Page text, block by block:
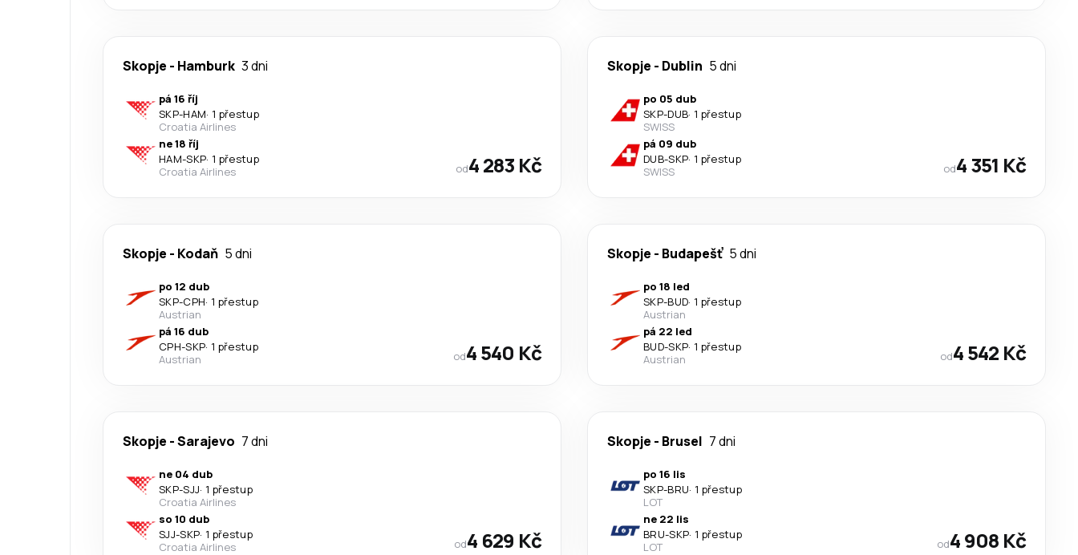
Skopje - Hamburk 3 dni
pá 16 říj
SKP-HAM· 1 přestup
Croatia Airlines
ne 18 říj
HAM-SKP· 1 přestup
Croatia Airlines
od4 283 Kč
Skopje - Dublin 5 dni
po 05 dub
SKP-DUB· 1 přestup
SWISS
pá 09 dub
DUB-SKP· 1 přestup
SWISS
od4 351 Kč
Skopje - Kodaň 5 dni
po 12 dub
SKP-CPH· 1 přestup
Austrian
pá 16 dub
CPH-SKP· 1 přestup
Austrian
od4 540 Kč
Skopje - Budapešť 5 dni
po 18 led
SKP-BUD· 1 přestup
Austrian
pá 22 led
BUD-SKP· 1 přestup
Austrian
od4 542 Kč
Skopje -Sarajevo 7 dni
ne 04 dub
SKP-SJJ· 1 přestup
Croatia Airlines
so 10 dub
SJJ-SKP· 1 přestup
Croatia Airlines
od4 629 Kč
Skopje - Brusel 7 dni
po 16 lis
SKP-BRU· 1 přestup
LOT
ne 22 lis
BRU-SKP· 1 přestup
LOT
od4 908 Kč